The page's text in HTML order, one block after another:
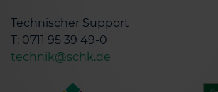
Technischer Support
T: 0711 95 39 49-0
technik@schk.de